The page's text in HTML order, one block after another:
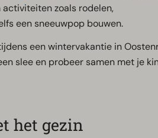
activiteiten zoals rodelen,
een sneeuwpop bouwen.
een wintervakantie in
slee en probeer samen met je
het gezin